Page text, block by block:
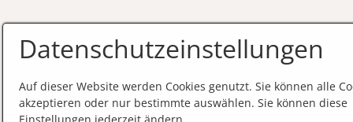
Datenschutzeinstellungen
Auf dieser Website werden Cookies genutzt. Sie können alle
akzeptieren oder nur bestimmte auswählen. Sie können diese